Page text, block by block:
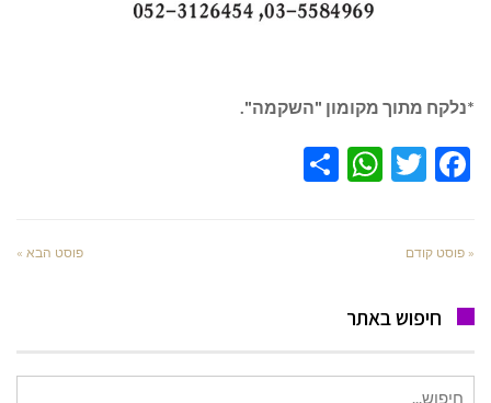
*נלקח מתוך מקומון "השקמה".
Facebook
Twitter
WhatsApp
« פוסט קודם פוסט הבא »
חיפוש באתר